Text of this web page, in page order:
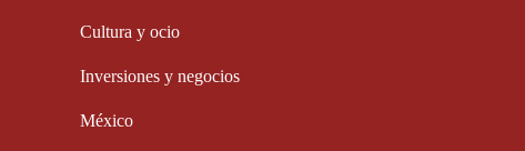
Cultura y ocio
Inversiones y negocios
México